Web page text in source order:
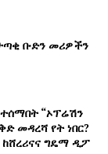
ቡድን መሪዎችን
“ኦፕሬሽን
መዳረሻ የት ነበር?
ግዴማ ዲፖ